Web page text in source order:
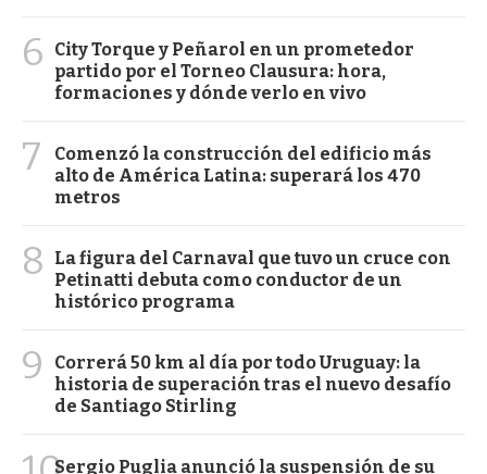
6
City Torque y Peñarol en un prometedor
partido por el Torneo Clausura: hora,
formaciones y dónde verlo en vivo
7
Comenzó la construcción del edificio más
alto de América Latina: superará los 470
metros
8
La figura del Carnaval que tuvo un cruce con
Petinatti debuta como conductor de un
histórico programa
9
Correrá 50 km al día por todo Uruguay: la
historia de superación tras el nuevo desafío
de Santiago Stirling
Sergio Puglia anunció la suspensión de su